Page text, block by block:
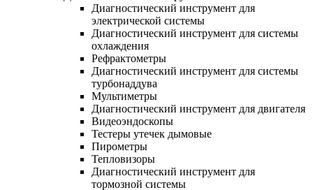
Диагностический инструмент для
электрической системы
Диагностический инструмент для системы
охлаждения
Рефрактометры
Диагностический инструмент для системы
турбонаддува
Мультиметры
Диагностический инструмент для двигателя
Видеоэндоскопы
Тестеры утечек дымовые
Пирометры
Тепловизоры
Диагностический инструмент для
тормозной системы